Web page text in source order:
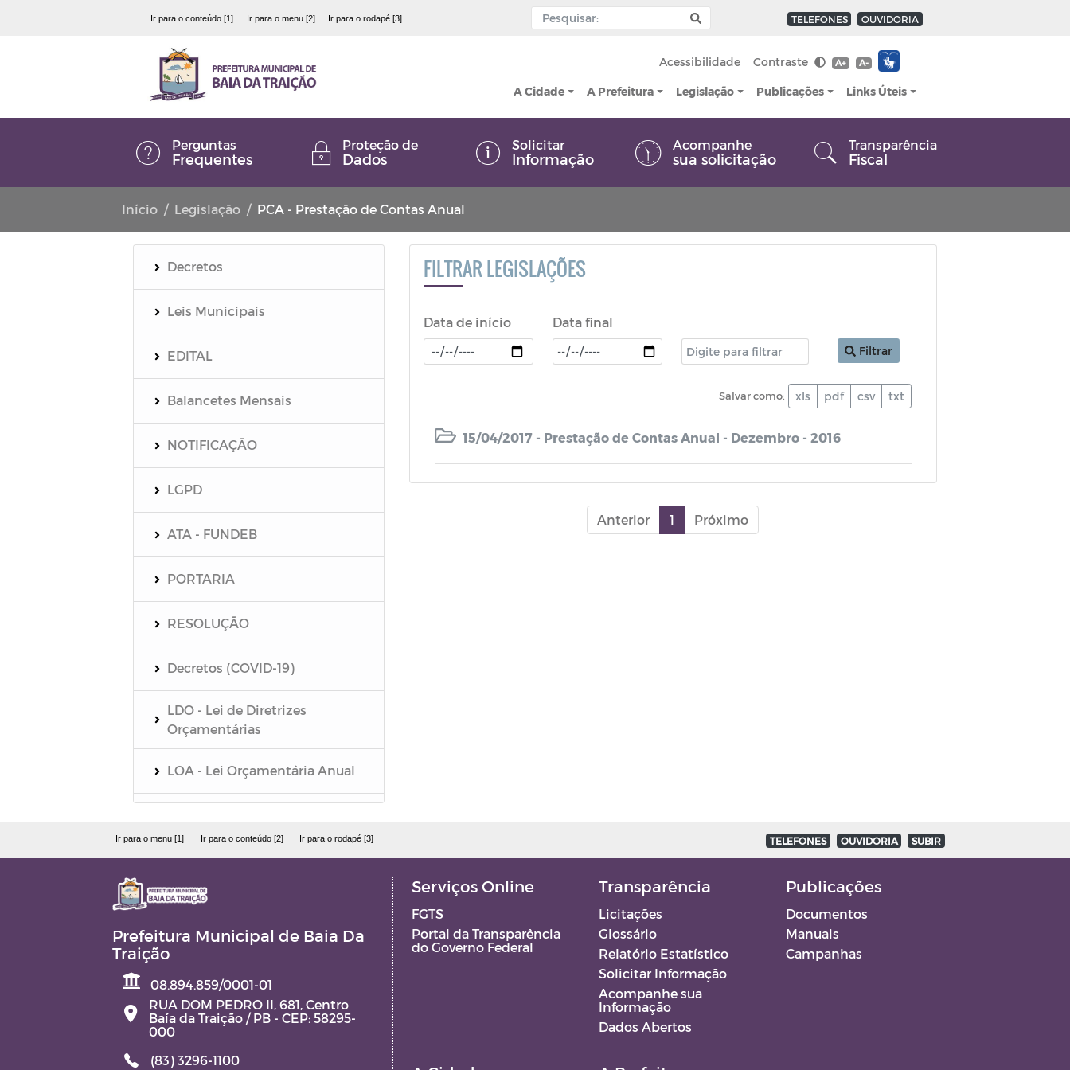
Ir para o conteúdo [1] Ir para o menu [2] Ir para o rodapé [3] TELEFONES OUVIDORIA
Acessibilidade Contraste A+ A-
A Cidade A Prefeitura Legislação Publicações Links Úteis
Perguntas
Frequentes
Proteção de
Dados
Solicitar
Informação
Acompanhe
sua solicitação
Transparência
Fiscal
Início Legislação PCA - Prestação de Contas Anual
Decretos
Leis Municipais
EDITAL
Balancetes Mensais
NOTIFICAÇÃO
LGPD
ATA - FUNDEB
PORTARIA
RESOLUÇÃO
Decretos (COVID-19)
LDO - Lei de Diretrizes
Orçamentárias
LOA - Lei Orçamentária Anual
Relatório de Gestão Fiscal - RGF
Relatório Resumido da
Quadro Detalhado da Despesa -
QDD
PCA - Prestação de Contas
Anual
FILTRAR LEGISLAÇÕES
Data de início Data final
Filtrar
Salvar como: xls pdf csv txt
15/04/2017 - Prestação de Contas Anual - Dezembro - 2016
Anterior 1 Próximo
Ir para o menu [1] Ir para o conteúdo [2] Ir para o rodapé [3] TELEFONES OUVIDORIA SUBIR
Prefeitura Municipal de Baia Da
Traição
08.894.859/0001-01
RUA DOM PEDRO II, 681, Centro
Baía da Traição / PB - CEP: 58295-
000
(83) 3296-1100
Serviços Online
FGTS
Portal da Transparência
do Governo Federal
Transparência
Licitações
Glossário
Relatório Estatístico
Solicitar Informação
Acompanhe sua
Informação
Dados Abertos
Publicações
Documentos
Manuais
Campanhas